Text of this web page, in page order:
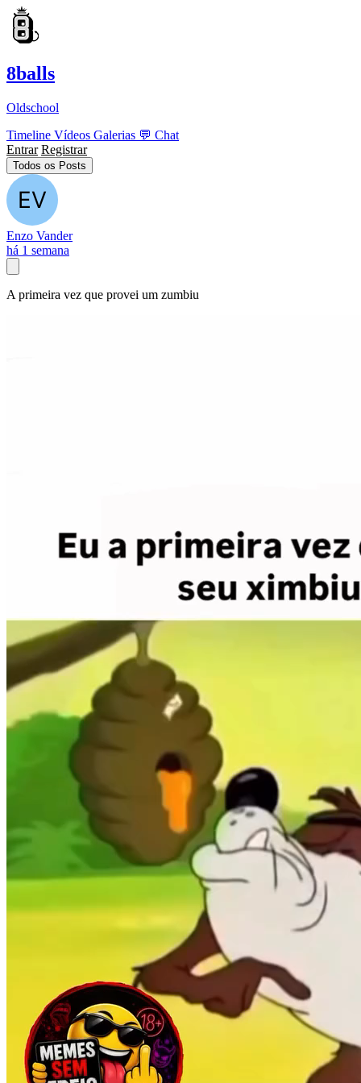
8balls
Oldschool
Timeline Vídeos Galerias 💬 Chat
Entrar Registrar
Todos os Posts
Enzo Vander
há 1 semana
A primeira vez que provei um zumbiu